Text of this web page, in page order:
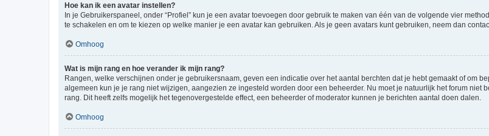
Hoe kan ik een avatar instellen?
In je Gebruikerspaneel, onder “Profiel” kun je een avatar toevoegen door gebruik te maken van één van de volgende vier
te schakelen en om te kiezen op welke manier je een avatar kan gebruiken. Als je geen avatars kunt gebruiken, neem dan
Omhoog
Wat is mijn rang en hoe verander ik mijn rang?
Rangen, welke verschijnen onder je gebruikersnaam, geven een indicatie over het aantal berchten dat je hebt gemaakt of om
algemeen kun je je rang niet wijzigen, aangezien ze ingesteld worden door een beheerder. Nu moet je natuurlijk het forum
rang. Dit heeft zelfs mogelijk het tegenovergestelde effect, een beheerder of moderator kunnen je berichten aantal doen dalen.
Omhoog